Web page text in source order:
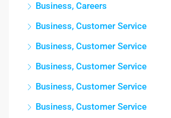
Business, Careers
Business, Customer Service
Business, Customer Service
Business, Customer Service
Business, Customer Service
Business, Customer Service